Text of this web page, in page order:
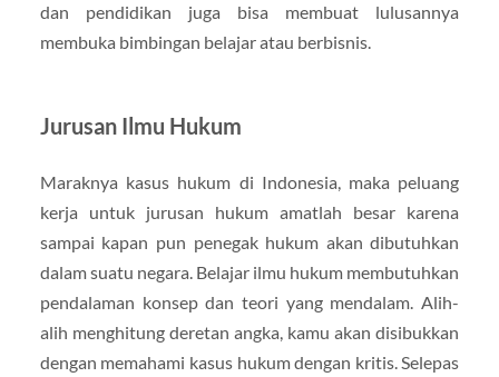
dan pendidikan juga bisa membuat lulusannya
membuka bimbingan belajar atau berbisnis.
Jurusan Ilmu Hukum
Maraknya kasus hukum di Indonesia, maka peluang
kerja untuk jurusan hukum amatlah besar karena
sampai kapan pun penegak hukum akan dibutuhkan
dalam suatu negara. Belajar ilmu hukum membutuhkan
pendalaman konsep dan teori yang mendalam. Alih-
alih menghitung deretan angka, kamu akan disibukkan
dengan memahami kasus hukum dengan kritis. Selepas